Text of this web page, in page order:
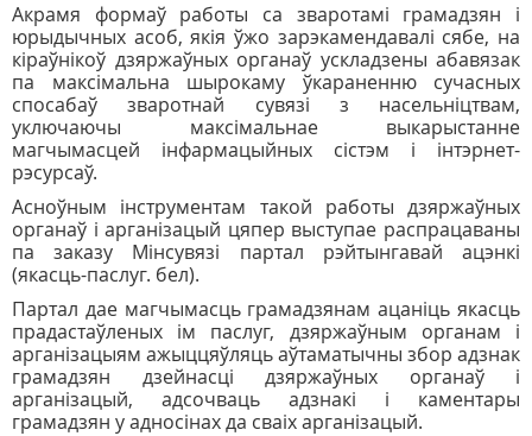
Акрамя формаў работы са зваротамі грамадзян і
юрыдычных асоб, якія ўжо зарэкамендавалі сябе, на
кіраўнікоў дзяржаўных органаў ускладзены абавязак
па максімальна шырокаму ўкараненню сучасных
спосабаў зваротнай сувязі з насельніцтвам,
уключаючы максімальнае выкарыстанне
магчымасцей інфармацыйных сістэм і інтэрнет-
рэсурсаў.
Асноўным інструментам такой работы дзяржаўных
органаў і арганізацый цяпер выступае распрацаваны
па заказу Мінсувязі партал рэйтынгавай ацэнкі
(якасць-паслуг. бел).
Партал дае магчымасць грамадзянам ацаніць якасць
прадастаўленых ім паслуг, дзяржаўным органам і
арганізацыям ажыццяўляць аўтаматычны збор адзнак
грамадзян дзейнасці дзяржаўных органаў і
арганізацый, адсочваць адзнакі і каментары
грамадзян у адносінах да сваіх арганізацый.